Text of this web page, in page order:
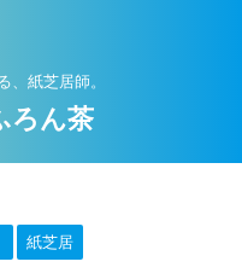
、紙芝居師。
ん茶
紙芝居